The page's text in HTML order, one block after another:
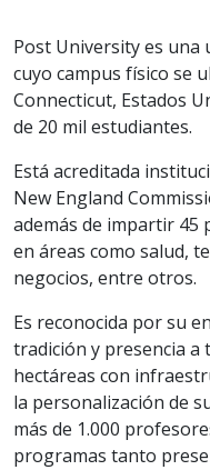
Post University es una
cuyo campus físico se
Connecticut, Estados
de 20 mil estudiantes.
Está acreditada
New England
además de impartir 45
en áreas como salud,
negocios, entre otros.
Es reconocida por su
tradición y presencia a
hectáreas con
la personalización de
más de 1.000
programas tanto